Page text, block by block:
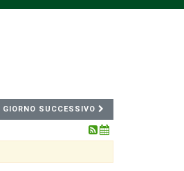
GIORNO SUCCESSIVO